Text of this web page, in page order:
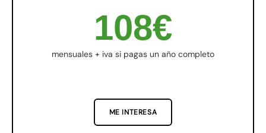
108€
mensuales + iva si pagas un año completo
ME INTERESA